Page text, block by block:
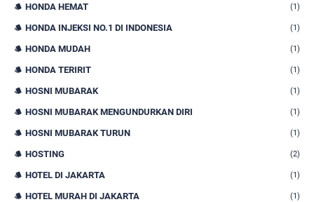
HONDA HEMAT (1)
HONDA INJEKSI NO.1 DI INDONESIA (1)
HONDA MUDAH (1)
HONDA TERIRIT (1)
HOSNI MUBARAK (1)
HOSNI MUBARAK MENGUNDURKAN DIRI (1)
HOSNI MUBARAK TURUN (1)
HOSTING (2)
HOTEL DI JAKARTA (1)
HOTEL MURAH DI JAKARTA (1)